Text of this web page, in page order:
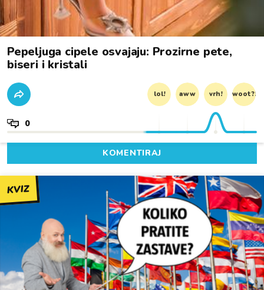
Pepeljuga cipele osvajaju: Prozirne pete,
biseri i kristali
lol! aww vrh! woot?!
0
KOMENTIRAJ
KVIZ